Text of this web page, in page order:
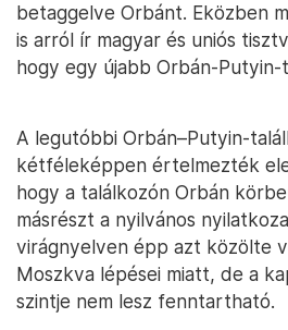
betaggelve Orbánt. Eközben
is arról ír magyar és uniós
hogy egy újabb Orbán-
A legutóbbi Orbán–Putyin-
kétféleképpen értelmezték
hogy a találkozón Orbán
másrészt a nyilvános
virágnyelven épp azt közölte
Moszkva lépései miatt, de a
szintje nem lesz fenntartható.